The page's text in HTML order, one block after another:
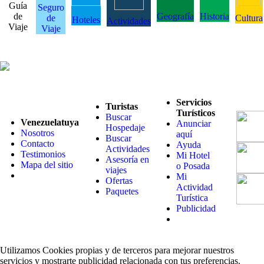
Guía
de
Viaje
Seguro
de
Viaje
Hoteles Actividades Geografía Historia Cultura
Venezuelatuya
Nosotros
Contacto
Testimonios
Mapa del sitio
Turistas
Buscar
Hospedaje
Buscar
Actividades
Asesoría en
viajes
Ofertas
Paquetes
Servicios
Turísticos
Anunciar
aquí
Ayuda
Mi Hotel
o Posada
Mi
Actividad
Turística
Publicidad
Utilizamos Cookies propias y de terceros para mejorar nuestros
servicios y mostrarte publicidad relacionada con tus preferencias.